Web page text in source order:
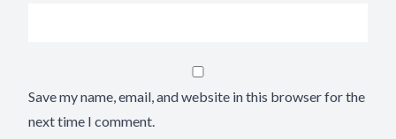
Save my name, email, and website in this browser for the
next time I comment.